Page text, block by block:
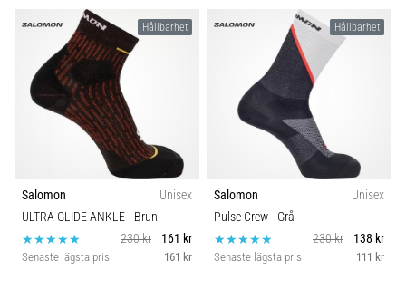
Hållbarhet
Salomon
Unisex
ULTRA GLIDE ANKLE- Brun
230 kr
161 kr
Senaste lägsta pris 161 kr
Hållbarhet
Salomon
Unisex
Pulse Crew- Grå
230 kr
138 kr
Senaste lägsta pris 111 kr